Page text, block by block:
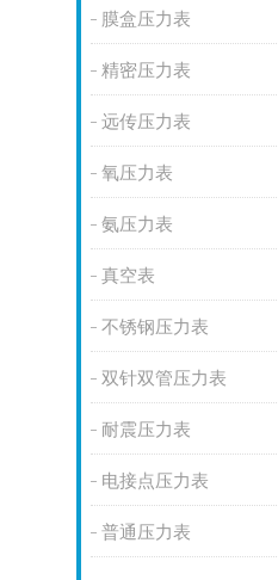
膜盒压力表
精密压力表
远传压力表
氧压力表
氨压力表
真空表
不锈钢压力表
双针双管压力表
耐震压力表
电接点压力表
普通压力表